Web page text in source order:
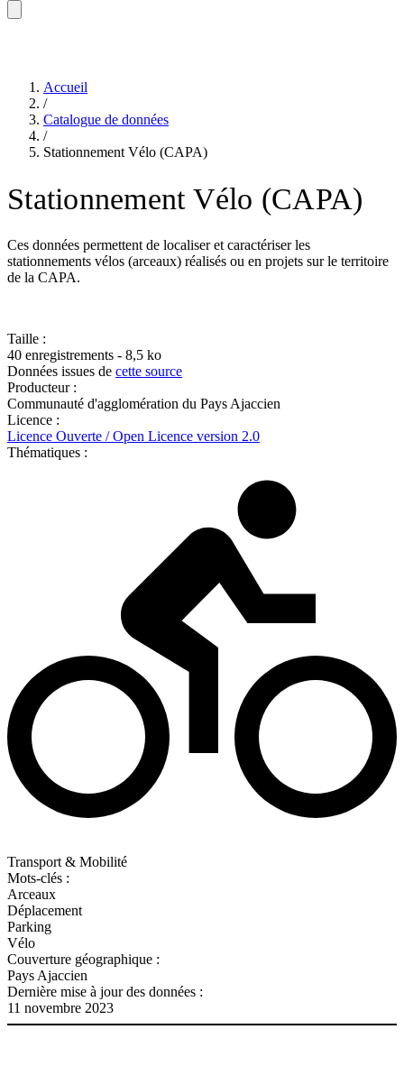
Accueil
/
Catalogue de données
/
Stationnement Vélo (CAPA)
Stationnement Vélo (CAPA)
Ces données permettent de localiser et caractériser les
stationnements vélos (arceaux) réalisés ou en projets sur le territoire
de la CAPA.
Taille :
40 enregistrements - 8,5 ko
Données issues de cette source
Producteur :
Communauté d'agglomération du Pays Ajaccien
Licence :
Licence Ouverte / Open Licence version 2.0
Thématiques :
Transport & Mobilité
Mots-clés :
Arceaux
Déplacement
Parking
Vélo
Couverture géographique :
Pays Ajaccien
Dernière mise à jour des données :
11 novembre 2023